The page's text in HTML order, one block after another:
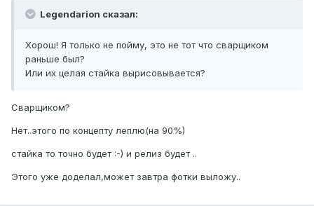
Legendarion сказал:
Хорош! Я только не пойму, это не тот что сварщиком
раньше был?
Или их целая стайка вырисовывается?
Сварщиком?
Нет..этого по концепту леплю(на 90%)
стайка то точно будет :-) и релиз будет ..
Этого уже доделал,может завтра фотки выложу..